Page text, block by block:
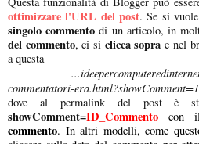
ottimizzare l'URL del post. Se si
singolo commentodi un articolo, in
del commento, ci si clicca sopra e nel
a questa
commentatori-
dove al permalink del post è
showComment=ID_Commento con
commento. In altri modelli, come